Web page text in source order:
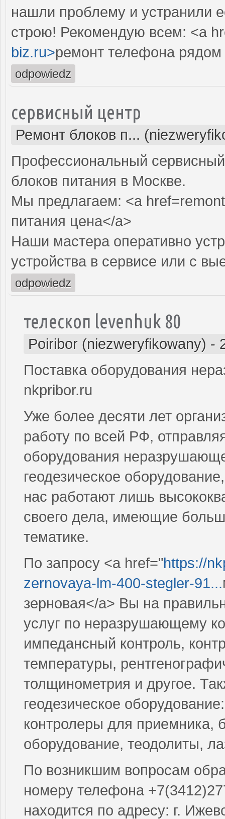
нашли проблему и устранили
строю! Рекомендую всем: <a
biz.ru>ремонт телефона
odpowiedz
сервисный центр
Ремонт блоков п...
Профессиональный
блоков питания в Москве.
Мы предлагаем: <a
питания цена</a>
Наши мастера оперативно
устройства в сервисе или с
odpowiedz
телескоп levenhuk 80
Poiribor (niezweryfikowany) -
Поставка оборудования
nkpribor.ru
Уже более десяти лет
работу по всей РФ,
оборудования
геодезическое
нас работают лишь
своего дела, имеющие
тематике.
По запросу <a href="https://
zernovaya-lm-400-stegler-91...
зерновая</a> Вы на
услуг по неразрушающему
импедансный контроль,
температуры,
толщинометрия и другое.
геодезическое
контролеры для приемника,
оборудование, теодолиты,
По возникшим вопросам
номеру телефона
находится по адресу: г.